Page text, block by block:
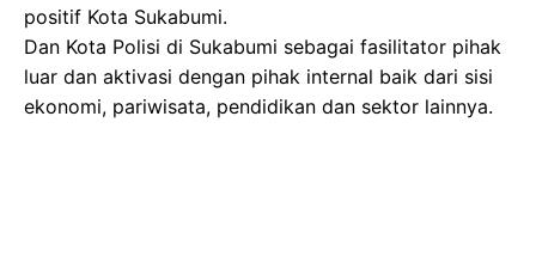
positif Kota Sukabumi.
Dan Kota Polisi di Sukabumi sebagai fasilitator pihak
luar dan aktivasi dengan pihak internal baik dari sisi
ekonomi, pariwisata, pendidikan dan sektor lainnya.